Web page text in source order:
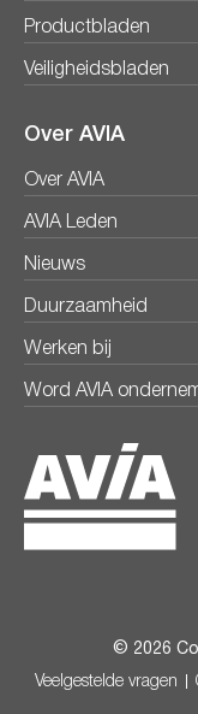
Productbladen
Veiligheidsbladen
Over AVIA
Over AVIA
AVIA Leden
Nieuws
Duurzaamheid
Werken bij
Word AVIA
© 2026
Veelgestelde vragen